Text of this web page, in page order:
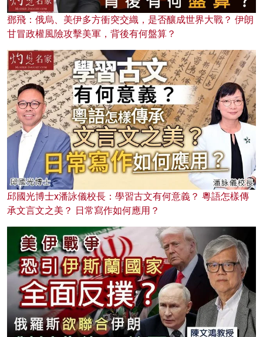
鄧飛：俄烏、美伊多方衝突交織，是否釀成世界大戰？ 伊朗
甘冒政權風險攻擊美軍，背後有何盤算？
邱國光博士x潘詠儀校長：學習古文有何意義？ 粵語怎樣傳
承文言文之美？ 日常寫作如何應用？